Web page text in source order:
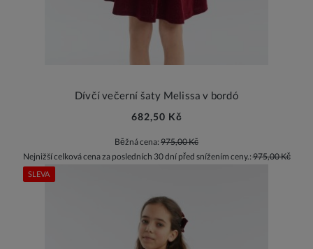
Dívčí večerní šaty Melissa v bordó
682,50 Kč
Běžná cena: 975,00 Kč
Nejnižší celková cena za posledních 30 dní před snížením ceny.:975,00 Kč
SLEVA